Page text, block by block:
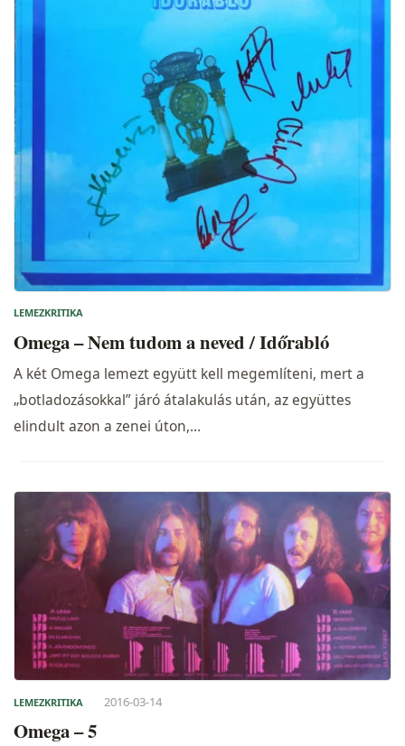
LEMEZKRITIKA
Omega – Nem tudom a neved / Időrabló
A két Omega lemezt együtt kell megemlíteni, mert a
„botladozásokkal” járó átalakulás után, az együttes
elindult azon a zenei úton,…
LEMEZKRITIKA 2016-03-14
Omega – 5